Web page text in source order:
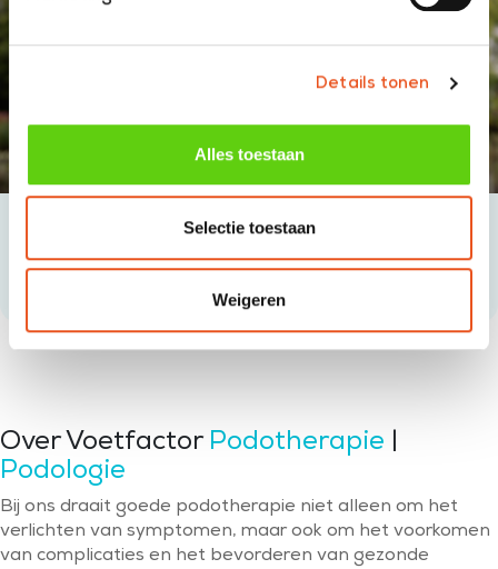
Details tonen
Alles toestaan
Selectie toestaan
Weigeren
Tanja Krähenbühl
Podoloog en medisch
Lana Krähenbühl
Podotherapeut
Over Voetfactor Podotherapie
Podologie
Bij ons draait goede podotherapie niet alleen om het
verlichten van symptomen, maar ook om het voorkomen
van complicaties en het bevorderen van gezonde